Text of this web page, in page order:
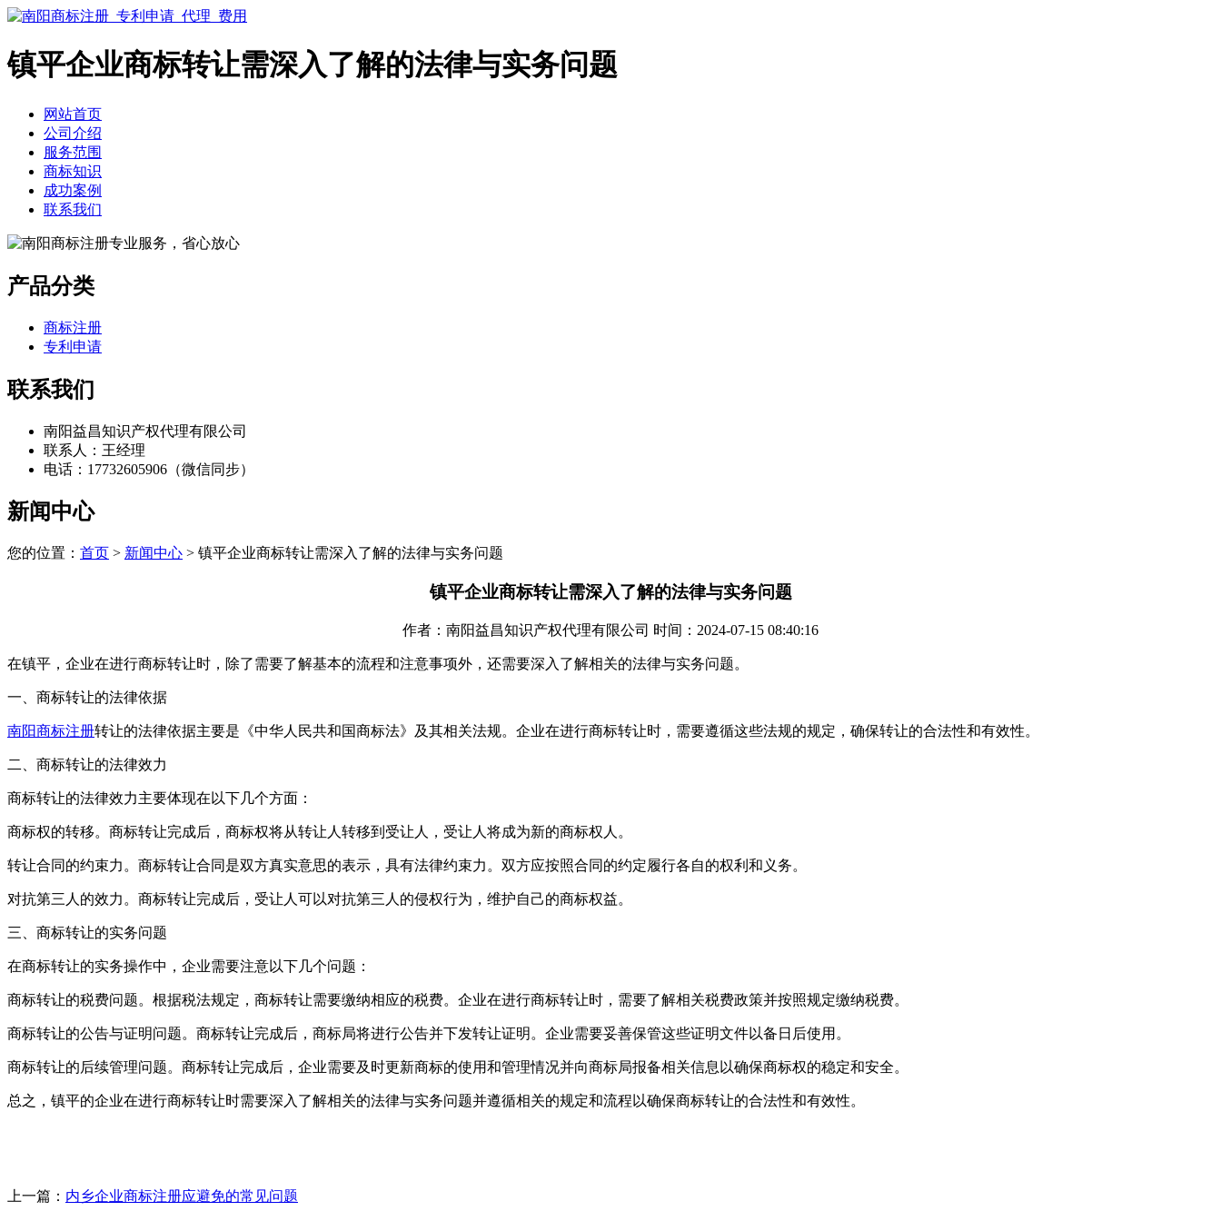
镇平企业商标转让需深入了解的法律与实务问题
网站首页
公司介绍
服务范围
商标知识
成功案例
联系我们
产品分类
商标注册
专利申请
联系我们
南阳益昌知识产权代理有限公司
联系人：王经理
电话：17732605906（微信同步）
新闻中心
您的位置： 首页 > 新闻中心 > 镇平企业商标转让需深入了解的法律与实务问题
镇平企业商标转让需深入了解的法律与实务问题
作者：南阳益昌知识产权代理有限公司 时间：2024-07-15 08:40:16
在镇平，企业在进行商标转让时，除了需要了解基本的流程和注意事项外，还需要深入了解相关的法律与实务问题。
一、商标转让的法律依据
南阳商标注册转让的法律依据主要是《中华人民共和国商标法》及其相关法规。企业在进行商标转让时，需要遵循这些法规的规定，确保转让的合法性和有效性。
二、商标转让的法律效力
商标转让的法律效力主要体现在以下几个方面：
商标权的转移。商标转让完成后，商标权将从转让人转移到受让人，受让人将成为新的商标权人。
转让合同的约束力。商标转让合同是双方真实意思的表示，具有法律约束力。双方应按照合同的约定履行各自的权利和义务。
对抗第三人的效力。商标转让完成后，受让人可以对抗第三人的侵权行为，维护自己的商标权益。
三、商标转让的实务问题
在商标转让的实务操作中，企业需要注意以下几个问题：
商标转让的税费问题。根据税法规定，商标转让需要缴纳相应的税费。企业在进行商标转让时，需要了解相关税费政策并按照规定缴纳税费。
商标转让的公告与证明问题。商标转让完成后，商标局将进行公告并下发转让证明。企业需要妥善保管这些证明文件以备日后使用。
商标转让的后续管理问题。商标转让完成后，企业需要及时更新商标的使用和管理情况并向商标局报备相关信息以确保商标权的稳定和安全。
总之，镇平的企业在进行商标转让时需要深入了解相关的法律与实务问题并遵循相关的规定和流程以确保商标转让的合法性和有效性。
上一篇： 内乡企业商标注册应避免的常见问题